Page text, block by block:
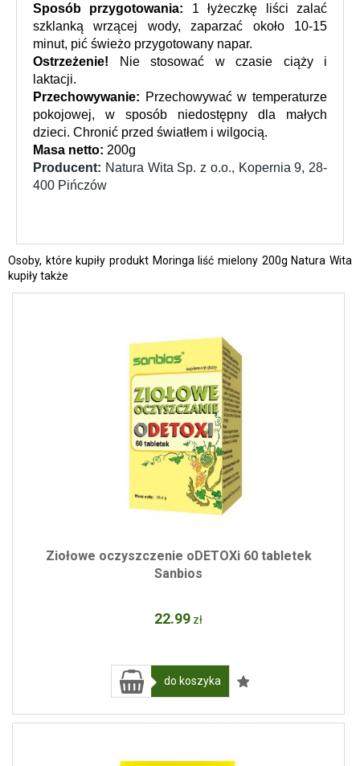
Sposób przygotowania: 1 łyżeczkę liści zalać
szklanką wrzącej wody, zaparzać około 10-15
minut, pić świeżo przygotowany napar.
Ostrzeżenie!
Nie stosować w czasie ciąży i
laktacji.
Przechowywanie: Przechowywać w temperaturze
pokojowej, w sposób niedostępny dla małych
dzieci. Chronić przed światłem i wilgocią.
Masa netto: 200g
Producent: Natura Wita Sp. z o.o., Kopernia 9, 28-
400 Pińczów
Osoby, które kupiły produkt Moringa liść mielony 200g Natura Wita
kupiły także
Ziołowe oczyszczenie oDETOXi 60 tabletek
Sanbios
22.99 zł
do koszyka